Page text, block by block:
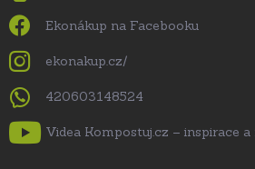
Ekonákup na Facebooku
ekonakup.cz/
420603148524
Videa Kompostuj.cz – inspirace a